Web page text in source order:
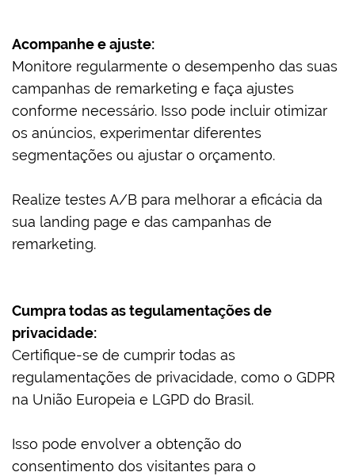
Acompanhe e ajuste:
Monitore regularmente o desempenho das suas
campanhas de remarketing e faça ajustes
conforme necessário. Isso pode incluir otimizar
os anúncios, experimentar diferentes
segmentações ou ajustar o orçamento.
Realize testes A/B para melhorar a eficácia da
sua landing page e das campanhas de
remarketing.
Cumpra todas as tegulamentações de
privacidade:
Certifique-se de cumprir todas as
regulamentações de privacidade, como o GDPR
na União Europeia e LGPD do Brasil.
Isso pode envolver a obtenção do
consentimento dos visitantes para o